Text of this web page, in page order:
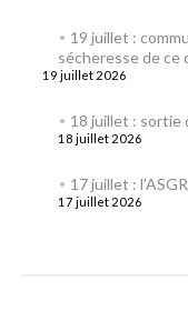
19 juillet :
sécheresse de ce
19 juillet 2026
18 juillet : sortie
18 juillet 2026
17 juillet :
17 juillet 2026